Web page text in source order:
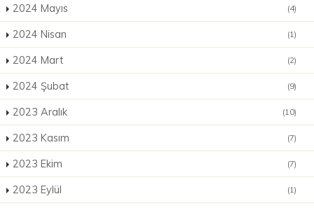
2024 Mayıs (4)
2024 Nisan (1)
2024 Mart (2)
2024 Şubat (9)
2023 Aralık (10)
2023 Kasım (7)
2023 Ekim (7)
2023 Eylül (1)